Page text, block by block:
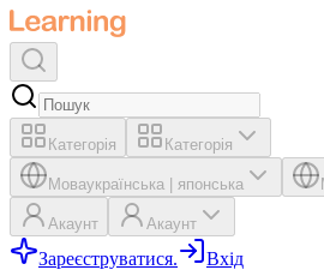
Категорія Категорія
Моваукраїнська японська
Акаунт Акаунт
Зареєструватися. Вхід